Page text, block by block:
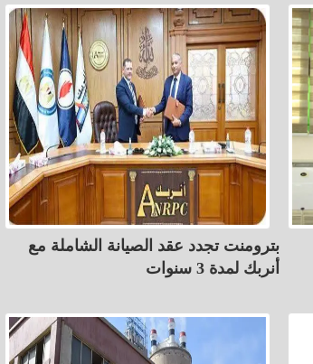
بترومنت تجدد عقد الصيانة الشاملة مع
أنربك لمدة 3 سنوات